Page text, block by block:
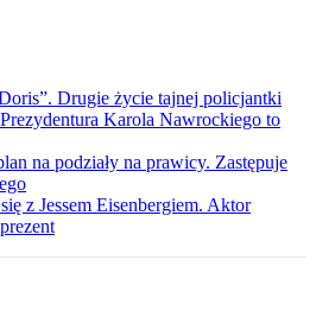
Drugie życie tajnej policjantki
Karola Nawrockiego to
na podziały na prawicy. Zastępuje
z Jessem Eisenbergiem. Aktor